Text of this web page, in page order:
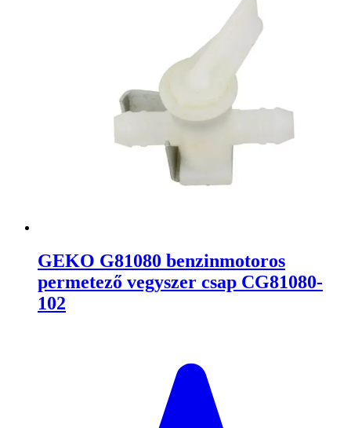
GEKO G81080 benzinmotoros
permetező vegyszer csap CG81080-
102